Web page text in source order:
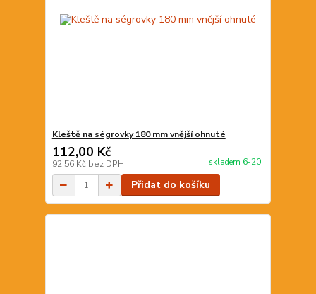
Kleště na ségrovky 180 mm vnější ohnuté
112,00 Kč
92,56 Kč bez DPH skladem 6-20
Přidat do košíku